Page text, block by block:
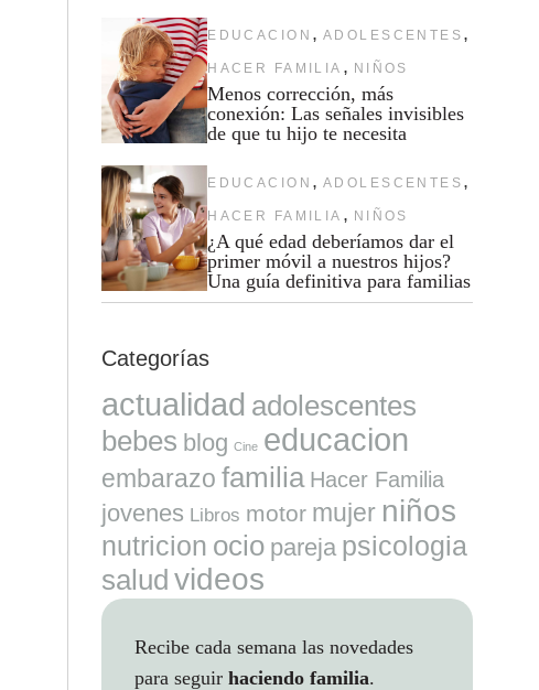
EDUCACION , ADOLESCENTES ,
HACER FAMILIA , NIÑOS
Menos corrección, más
conexión: Las señales invisibles
de que tu hijo te necesita
EDUCACION , ADOLESCENTES ,
HACER FAMILIA , NIÑOS
¿A qué edad deberíamos dar el
primer móvil a nuestros hijos?
Una guía definitiva para familias
Categorías
actualidad adolescentes
bebes blog Cine educacion
embarazo familia Hacer Familia
jovenes Libros motor mujer niños
nutricion ocio pareja psicologia
salud videos
Recibe cada semana las novedades
para seguir haciendo familia.